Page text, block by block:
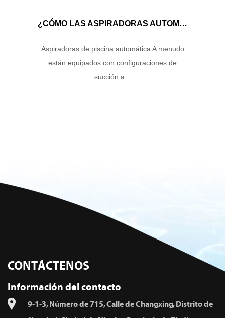
¿CÓMO LAS ASPIRADORAS AUTOMÁTICAS DE LA PISCINA MANEJAN EL FLUJO DE AGUA Y LA ENERGÍA DE SUCCIÓN PARA GARANTIZAR UN RENDIMIENTO DE LIMPIEZA ÓPTIMO?
Aspiradoras de piscina automática A menudo
están equipados con configuraciones de
succión a...
CONTÁCTENOS
Información del contacto
9-1-3, Número de 715, Calle de Changxing, Distrito de